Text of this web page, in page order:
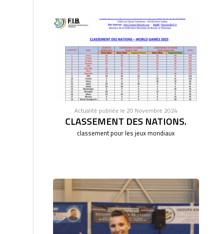
Actualité publiée le 20 Novembre 2024
CLASSEMENT DES NATIONS.
classement pour les jeux mondiaux